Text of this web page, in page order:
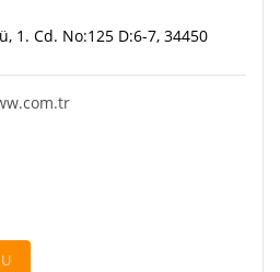
1. Cd. No:125 D:6-7, 34450